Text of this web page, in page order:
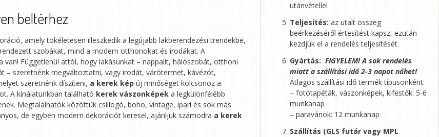
beltérhez
amely tökéletesen illeszkedik a legújabb lakberendezési trendekbe,
szobákat, mind a modern otthonokat és irodákat. A
van! Függetlenül attól, hogy lakásunkat – nappalit, hálószobát, otthoni
– szeretnénk megváltoztatni, vagy irodát, várótermet, kávézót,
szeretnénk díszíteni, a kerek kép új minőséget kölcsönöz a
A kínálatunkban található kerek vászonképek a legkülönfélébb
Megtalálhatók közöttük csillogó, boho, vintage, ipari és sok más
de egyben modern dekorációt keresel, ajánljuk számodra a kerek
utánvétellel
Teljesítés: az utalt összeg
beérkezéséről értesítést kapsz, ezután
kezdjük el a rendelés teljesítését.
Gyártás: FIGYELEM! A sok rendelés
miatt a szállítási idő 2-3 napot nőhet!
Átlagos szállítási idő termék típusonként:
– fotótapéták, vászonképek, kifestők: 5-6
munkanap
– paravánok: 12 munkanap
Szállítás (GLS futár vagy MPL